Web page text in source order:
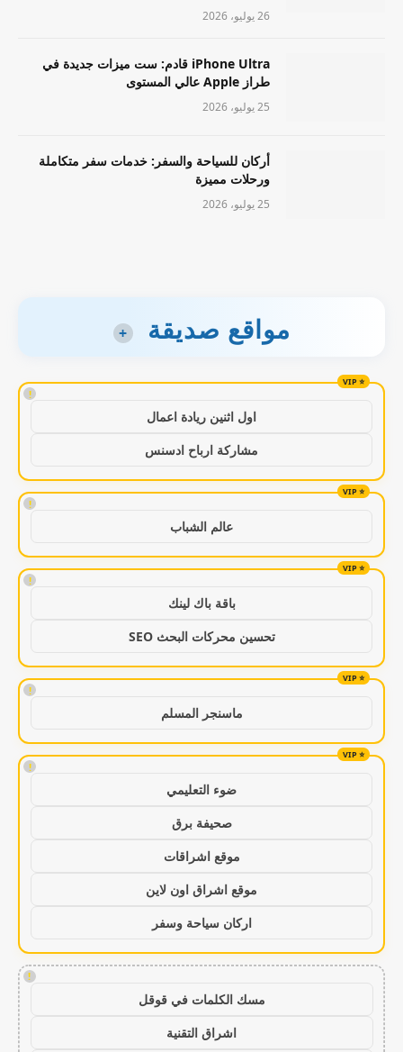
26 يوليو، 2026
iPhone Ultra قادم: ست ميزات جديدة في
طراز Apple عالي المستوى
25 يوليو، 2026
أركان للسياحة والسفر: خدمات سفر متكاملة
ورحلات مميزة
25 يوليو، 2026
مواقع صديقة +
!
اول اثنين ريادة اعمال
مشاركة ارباح ادسنس
!
عالم الشباب
!
باقة باك لينك
تحسين محركات البحث SEO
!
ماسنجر المسلم
!
ضوء التعليمي
صحيفة برق
موقع اشراقات
موقع اشراق اون لاين
اركان سياحة وسفر
!
مسك الكلمات في قوقل
اشراق التقنية